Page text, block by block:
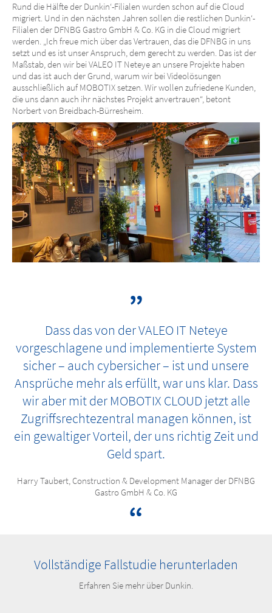
Rund die Hälfte der Dunkin‘-Filialen wurden schon auf die Cloud
migriert. Und in den nächsten Jahren sollen die restlichen Dunkin‘-
Filialen der DFNBG Gastro GmbH & Co. KG in die Cloud migriert
werden. „Ich freue mich über das Vertrauen, das die DFNBG in uns
setzt und es ist unser Anspruch, dem gerecht zu werden. Das ist der
Maßstab, den wir bei VALEO IT Neteye an unsere Projekte haben
und das ist auch der Grund, warum wir bei Videolösungen
ausschließlich auf MOBOTIX setzen. Wir wollen zufriedene Kunden,
die uns dann auch ihr nächstes Projekt anvertrauen“, betont
Norbert von Breidbach-Bürresheim.
Dass das von der VALEO IT Neteye
vorgeschlagene und implementierte System
sicher – auch cybersicher – ist und unsere
Ansprüche mehr als erfüllt, war uns klar. Dass
wir aber mit der MOBOTIX CLOUD jetzt alle
Zugriffsrechtezentral managen können, ist
ein gewaltiger Vorteil, der uns richtig Zeit und
Geld spart.
Harry Taubert, Construction & Development Manager der DFNBG
Gastro GmbH & Co. KG
Vollständige Fallstudie herunterladen
Erfahren Sie mehr über Dunkin.